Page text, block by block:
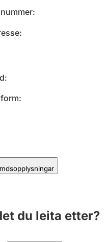
du leita etter?